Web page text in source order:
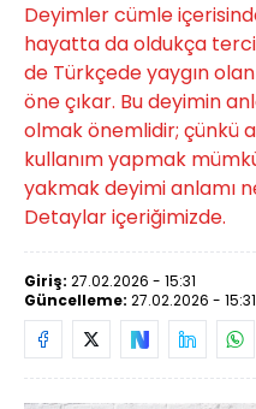
Deyimler cümle
hayatta da oldukça
de Türkçede yaygın
öne çıkar. Bu deyimin
olmak önemlidir; çünkü
kullanım yapmak
yakmak deyimi anlamı
Detaylar içeriğimizde.
Giriş: 27.02.2026 - 15:31
Güncelleme: 27.02.2026 - 15:31